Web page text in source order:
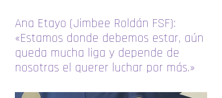
Ana Etayo (Jimbee Roldán FSF):
«Estamos donde debemos estar, aún
queda mucha liga y depende de
nosotras el querer luchar por más.»